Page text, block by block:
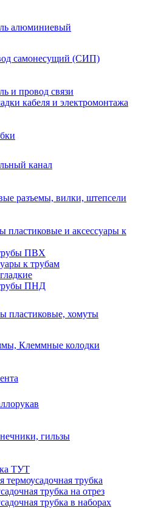
алюминиевый
самонесущий (СИП)
и провод связи
кабеля и электромонтажа
канал
разъемы, вилки, штепсели
пластиковые и аксессуары к
ПВХ
к трубам
ПНД
пластиковые, хомуты
Клеммные колодки
гильзы
ТУТ
термоусадочная трубка
трубка на отрез
трубка в наборах